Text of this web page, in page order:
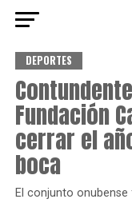
DEPORTES
Fundación
cerrar el
boca
El conjunto